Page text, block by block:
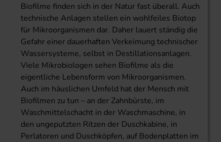
Biofilme finden sich in der Natur fast überall. Auch
technische Anlagen stellen ein wohlfeiles Biotop
für Mikroorganismen dar. Daher lauert ständig die
Gefahr einer dauerhaften Verkeimung technischer
Wassersysteme, selbst in Destillationsanlagen.
Viele Mikrobiologen sehen Biofilme als die
eigentliche Lebensform von Mikroorganismen.
Auch im häuslichen Umfeld hat der Mensch mit
Biofilmen zu tun – an der Zahnbürste, im
Waschmittelschacht in der Waschmaschine, in
den ungeputzten Ritzen der Duschkabine, in
Perlatoren und Duschköpfen, auf Bodenplatten im